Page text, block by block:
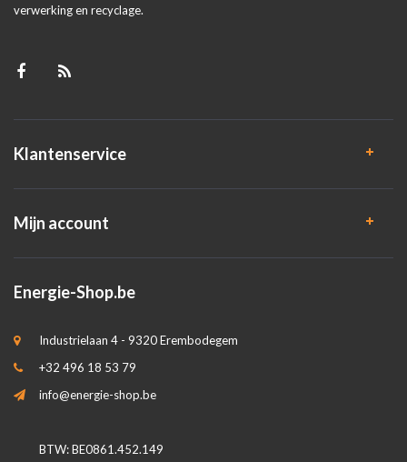
verwerking en recyclage.
Klantenservice
Mijn account
Energie-Shop.be
Industrielaan 4 - 9320 Erembodegem
+32 496 18 53 79
info@energie-shop.be
BTW: BE0861.452.149